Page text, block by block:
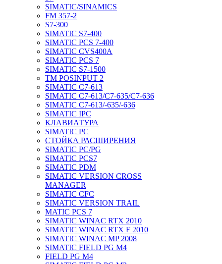
SIMATIC/SINAMICS
FM 357-2
S7-300
SIMATIC S7-400
SIMATIC PCS 7-400
SIMATIC CVS400A
SIMATIC PCS 7
SIMATIC S7-1500
TM POSINPUT 2
SIMATIC C7-613
SIMATIC C7-613/C7-635/C7-636
SIMATIC C7-613/-635/-636
SIMATIC IPC
КЛАВИАТУРА
SIMATIC PC
СТОЙКА РАСШИРЕНИЯ
SIMATIC PC/PG
SIMATIC PCS7
SIMATIC PDM
SIMATIC VERSION CROSS
MANAGER
SIMATIC CFC
SIMATIC VERSION TRAIL
MATIC PCS 7
SIMATIC WINAC RTX 2010
SIMATIC WINAC RTX F 2010
SIMATIC WINAC MP 2008
SIMATIC FIELD PG M4
FIELD PG M4